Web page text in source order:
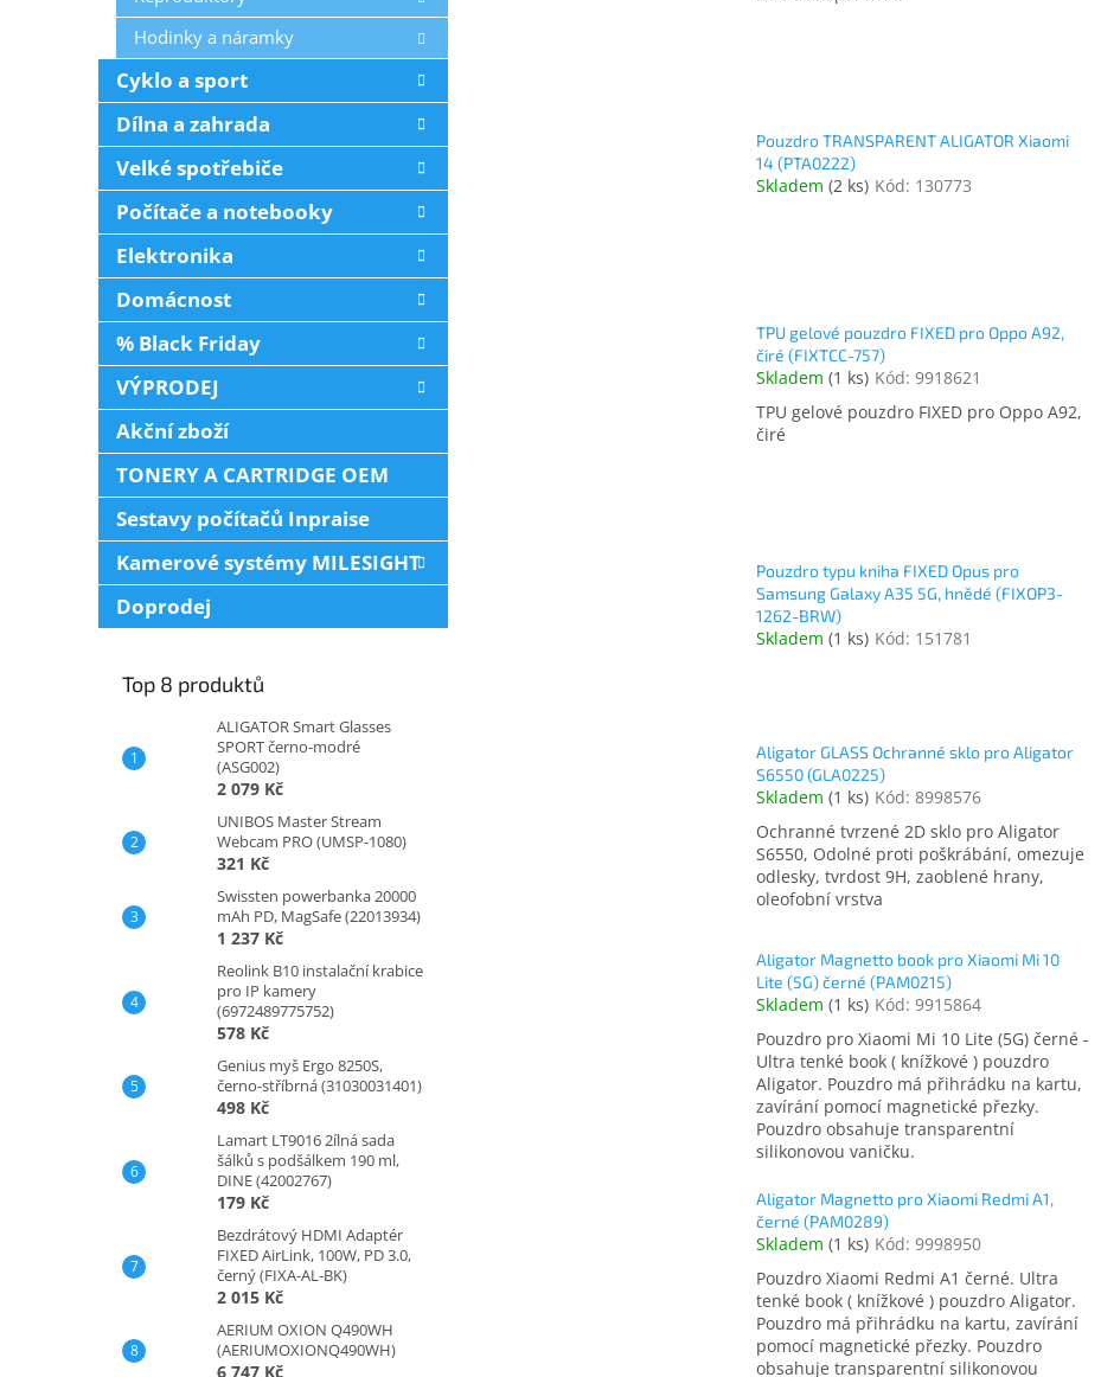
Hodinky a náramky
Cyklo a sport
Dílna a zahrada
Velké spotřebiče
Počítače a notebooky
Elektronika
Domácnost
% Black Friday
VÝPRODEJ
Akční zboží
TONERY A CARTRIDGE OEM
Sestavy počítačů Inpraise
Kamerové systémy MILESIGHT
Doprodej
Top 8 produktů
ALIGATOR Smart Glasses
SPORT černo-modré
(ASG002)
2 079 Kč
UNIBOS Master Stream
Webcam PRO (UMSP-1080)
321 Kč
Swissten powerbanka 20000
mAh PD, MagSafe (22013934)
1 237 Kč
Reolink B10 instalační krabice
pro IP kamery
(6972489775752)
578 Kč
Genius myš Ergo 8250S,
černo-stříbrná (31030031401)
498 Kč
Lamart LT9016 2ílná sada
šálků s podšálkem 190 ml,
DINE (42002767)
179 Kč
Bezdrátový HDMI Adaptér
FIXED AirLink, 100W, PD 3.0,
černý (FIXA-AL-BK)
2 015 Kč
AERIUM OXION Q490WH
(AERIUMOXIONQ490WH)
6 747 Kč
Pouzdro TRANSPARENT ALIGATOR Xiaomi
14 (PTA0222)
Skladem (2 ks) Kód: 130773
TPU gelové pouzdro FIXED pro Oppo A92,
čiré (FIXTCC-757)
Skladem (1 ks) Kód: 9918621
TPU gelové pouzdro FIXED pro Oppo A92,
čiré
Pouzdro typu kniha FIXED Opus pro
Samsung Galaxy A35 5G, hnědé (FIXOP3-
1262-BRW)
Skladem (1 ks) Kód: 151781
Aligator GLASS Ochranné sklo pro Aligator
S6550 (GLA0225)
Skladem (1 ks) Kód: 8998576
Ochranné tvrzené 2D sklo pro Aligator
S6550, Odolné proti poškrábání, omezuje
odlesky, tvrdost 9H, zaoblené hrany,
oleofobní vrstva
Aligator Magnetto book pro Xiaomi Mi 10
Lite (5G) černé (PAM0215)
Skladem (1 ks) Kód: 9915864
Pouzdro pro Xiaomi Mi 10 Lite (5G) černé -
Ultra tenké book ( knížkové ) pouzdro
Aligator. Pouzdro má přihrádku na kartu,
zavírání pomocí magnetické přezky.
Pouzdro obsahuje transparentní
silikonovou vaničku.
Aligator Magnetto pro Xiaomi Redmi A1,
černé (PAM0289)
Skladem (1 ks) Kód: 9998950
Pouzdro Xiaomi Redmi A1 černé. Ultra
tenké book ( knížkové ) pouzdro Aligator.
Pouzdro má přihrádku na kartu, zavírání
pomocí magnetické přezky. Pouzdro
obsahuje transparentní silikonovou